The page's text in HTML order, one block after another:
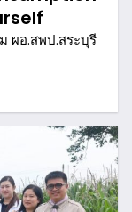
ผอ.สพป.สระบุรี